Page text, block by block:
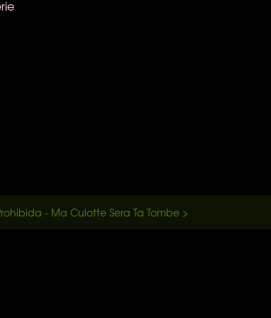
- Ma Culotte Sera Ta Tombe >